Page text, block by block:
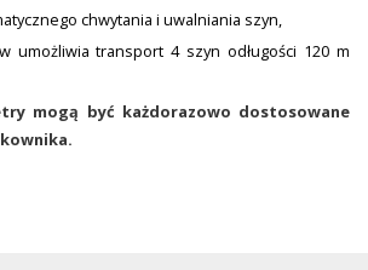
chwytania i uwalniania szyn,
umożliwia transport 4 szyn odługości 120 m
mogą być każdorazowo dostosowane